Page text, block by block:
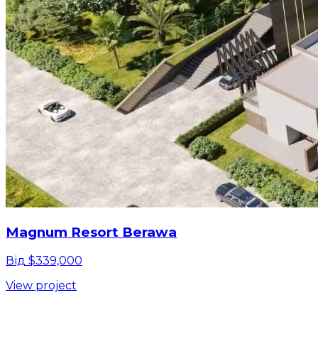
Magnum Resort Berawa
Від $339,000
View project